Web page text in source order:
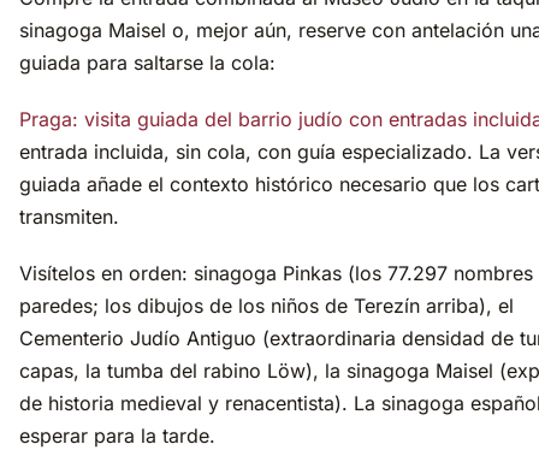
sinagoga Maisel o, mejor aún, reserve con antelación
guiada para saltarse la cola:
Praga: visita guiada del barrio judío con entradas
entrada incluida, sin cola, con guía especializado. La
guiada añade el contexto histórico necesario que los
transmiten.
Visítelos en orden: sinagoga Pinkas (los 77.297 nombres
paredes; los dibujos de los niños de Terezín arriba), el
Cementerio Judío Antiguo (extraordinaria densidad de
capas, la tumba del rabino Löw), la sinagoga Maisel
de historia medieval y renacentista). La sinagoga
esperar para la tarde.